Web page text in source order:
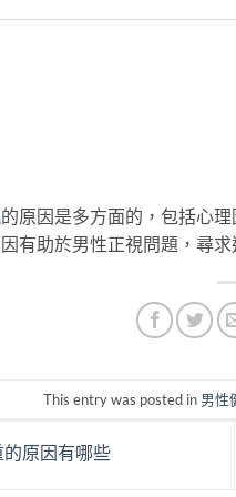
的原因是多方面的，包括心
有助於男性正視問題，尋
This entry was posted in 男性
原因有哪些